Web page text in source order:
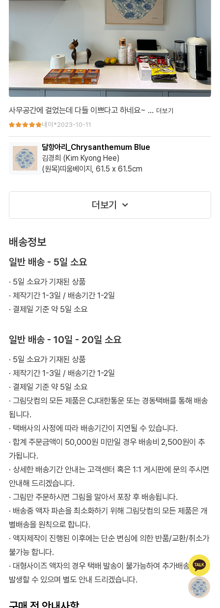
사무공간에 걸었는데 다들 이쁘다고 하네요~ …
사무공간에 걸었는데 다들 이쁘다고 하네요~ 좋은 의미의 달항아
네이버 miri**** 고객님 이용후기 입니다.
네이*2023-10-11
달항아리_Chrysanthemum Blue
김경희 (Kim Kyong Hee)
(원목)띠움베이지, 61.5 x 61.5cm
더보기
배송정보
일반 배송 - 5일 소요
· 5일 소요가 기재된 상품
· 제작기간 1-3일 / 배송기간 1-2일
· 결제일 기준 약 5일 소요
일반 배송 - 10일 - 20일 소요
· 5일 소요가 기재된 상품
· 제작기간 1-3일 / 배송기간 1-2일
· 결제일 기준 약 5일 소요
· 그림닷컴의 모든 제품은 CJ대한통운 또는 경동택배를 통해 배송
됩니다.
· 택배사의 사정에 따라 배송기간이 지연될 수 있습니다.
· 합계 주문금액이 50,000원 미만일 경우 배송비 2,500원이 추
가됩니다.
· 상세한 배송기간 안내는 고객센터 혹은 1:1 게시판에 문의 주시면
안내해 드리겠습니다.
· 그림만 주문하시면 그림을 말아서 포장 후 배송됩니다.
· 배송중 액자 파손을 최소화하기 위해 그림닷컴의 모든 제품은 개
별배송을 원칙으로 합니다.
· 액자제작이 진행된 이후에는 단순 변심에 의한 반품/교환/취소가
불가능 합니다.
· 대형사이즈 액자의 경우 택배 발송이 불가능하여 추가배송비가
발생할 수 있으며 별도 안내 드리겠습니다.